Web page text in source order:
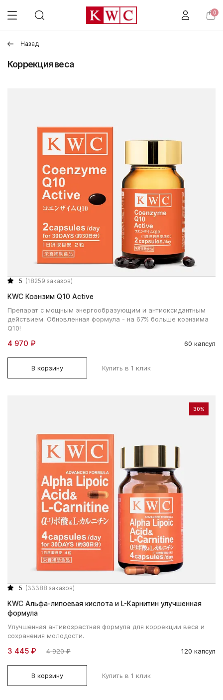
0
Назад
Коррекция веса
5 (18259 заказов)
KWC Коэнзим Q10 Active
Препарат с мощным энергообразующим и антиоксидантным
действием. Обновленная формула - на 67% больше коэнзима
Q10!
4 970 ₽ 60 капсул
В корзину Купить в 1 клик
30%
5 (33388 заказов)
KWC Альфа-липоевая кислота и L-Карнитин улучшенная
формула
Улучшенная антивозрастная формула для коррекции веса и
сохранения молодости.
3 445 ₽ 4 920 ₽ 120 капсул
В корзину Купить в 1 клик